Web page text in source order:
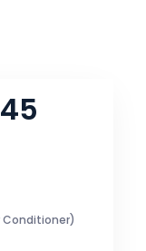
Conditioner)